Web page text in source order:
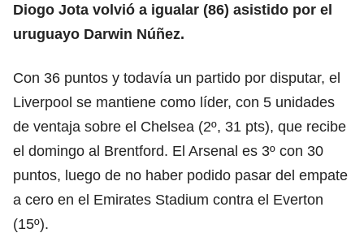
Diogo Jota volvió a igualar (86) asistido por el
uruguayo Darwin Núñez.
Con 36 puntos y todavía un partido por disputar, el
Liverpool se mantiene como líder, con 5 unidades
de ventaja sobre el Chelsea (2º, 31 pts), que recibe
el domingo al Brentford. El Arsenal es 3º con 30
puntos, luego de no haber podido pasar del empate
a cero en el Emirates Stadium contra el Everton
(15º).